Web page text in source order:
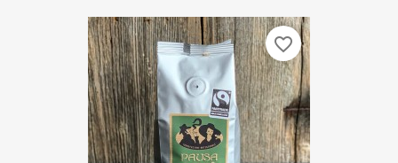
favorite_border